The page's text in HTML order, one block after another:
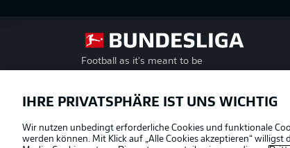
Football as it's meant to be
Offizielle Partner
IHRE PRIVATSPHÄRE IST UNS WICHTIG
Wir nutzen unbedingt erforderliche Cookies und funktionale
werden können. Mit Klick auf „Alle Cookies akzeptieren“